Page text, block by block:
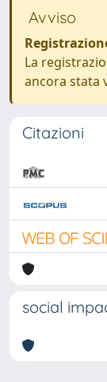
Avviso
La
ancora stata
Citazioni
social